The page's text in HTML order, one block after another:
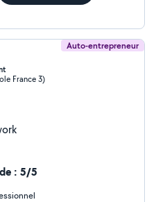
Auto-entrepreneur
France 3)
work
: 5/5